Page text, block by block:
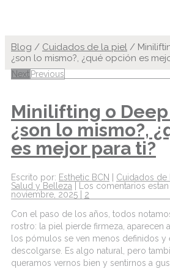
Blog / Cuidados de la piel /
¿son lo mismo?, ¿qué opción es
Next Previous
Minilifting o
¿son lo mismo?,
es mejor para ti?
Escrito por: Esthetic BCN Cuidados de
Salud y Belleza
Los comentarios
noviembre, 2025
2
Con el paso de los años, todos
rostro: la piel pierde firmeza, aparecen
los pómulos se ven menos definidos y
descolgarse. Es algo natural, pero
queramos vernos bien y sentirnos a